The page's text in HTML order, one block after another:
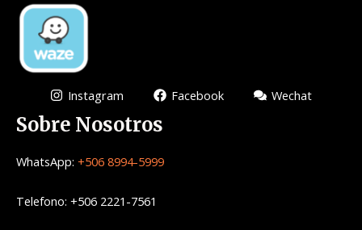
Instagram Facebook Wechat
Sobre Nosotros
WhatsApp: +506 8994-5999
Telefono: +506 2221-7561